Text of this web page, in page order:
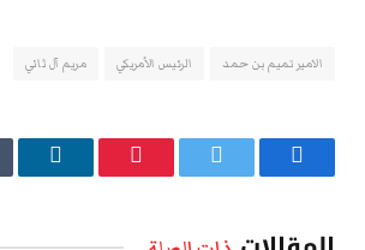
الامير تميم بن حمد الرئيس الأمريكي مريم آل ثاني
فيسبوك تويتر بينتيريستلينكدإن